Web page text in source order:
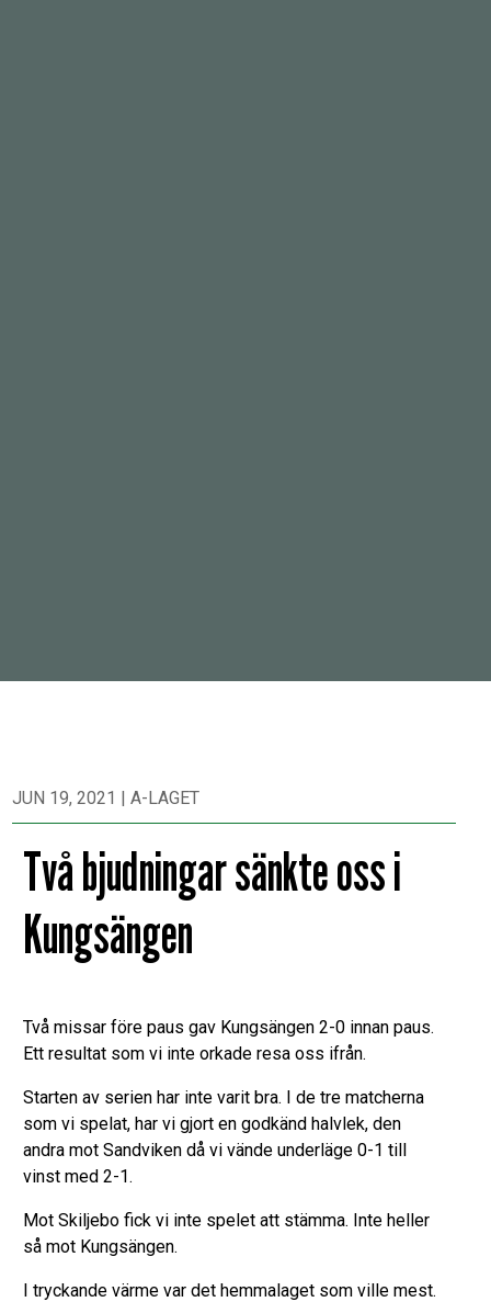
JUN 19, 2021 |A-LAGET
Två bjudningar sänkte oss i
Kungsängen
Två missar före paus gav Kungsängen 2-0 innan paus.
Ett resultat som vi inte orkade resa oss ifrån.
Starten av serien har inte varit bra. I de tre matcherna
som vi spelat, har vi gjort en godkänd halvlek, den
andra mot Sandviken då vi vände underläge 0-1 till
vinst med 2-1.
Mot Skiljebo fick vi inte spelet att stämma. Inte heller
så mot Kungsängen.
I tryckande värme var det hemmalaget som ville mest.